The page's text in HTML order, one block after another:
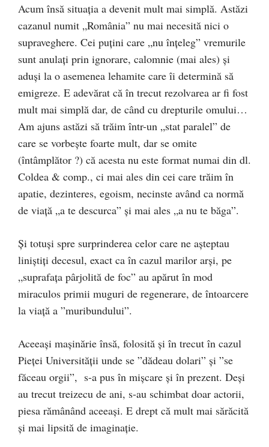
Acum însă situația a devenit mult mai simplă. Astăzi
cazanul numit „România” nu mai necesită nici o
supraveghere. Cei puțini care „nu înțeleg” vremurile
sunt anulați prin ignorare, calomnie (mai ales) și
aduși la o asemenea lehamite care îi determină să
emigreze. E adevărat că în trecut rezolvarea ar fi fost
mult mai simplă dar, de când cu drepturile omului…
Am ajuns astăzi să trăim într-un „stat paralel” de
care se vorbește foarte mult, dar se omite
(întâmplător ?) că acesta nu este format numai din dl.
Coldea & comp., ci mai ales din cei care trăim în
apatie, dezinteres, egoism, necinste având ca normă
de viață „a te descurca” și mai ales „a nu te băga”.
Și totuși spre surprinderea celor care ne așteptau
liniștiți decesul, exact ca în cazul marilor arși, pe
„suprafața pârjolită de foc” au apărut în mod
miraculos primii muguri de regenerare, de întoarcere
la viață a ”muribundului”.
Aceeași mașinărie însă, folosită și în trecut în cazul
Pieței Universității unde se ”dădeau dolari” și ”se
făceau orgii”, s-a pus în mișcare și în prezent. Deși
au trecut treizecu de ani, s-au schimbat doar actorii,
piesa rămânând aceeași. E drept că mult mai sărăcită
și mai lipsită de imaginație.